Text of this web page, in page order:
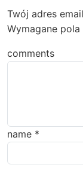
Twój adres
Wymagane
comments
name *